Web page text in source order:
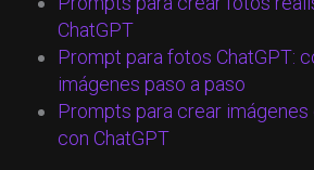
ChatGPT
Prompt para fotos ChatGPT:
imágenes paso a paso
Prompts para crear
con ChatGPT